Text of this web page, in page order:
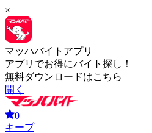
×
マッハバイトアプリ
アプリでお得にバイト探し！
無料ダウンロードはこちら
開く
0
キープ